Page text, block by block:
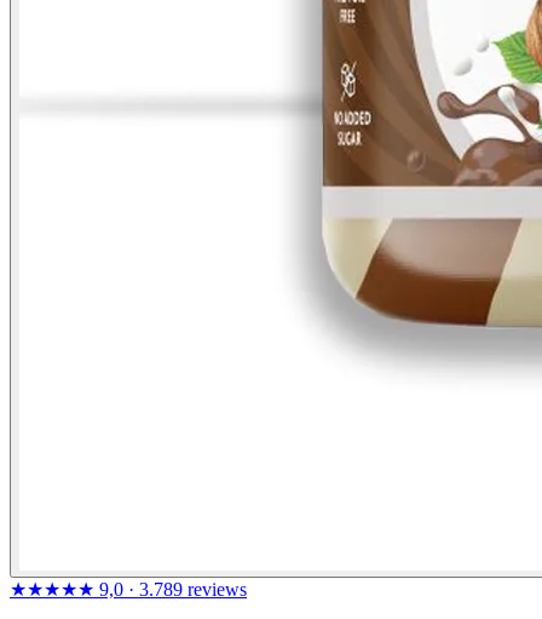
★★★★★ 9,0 · 3.789 reviews